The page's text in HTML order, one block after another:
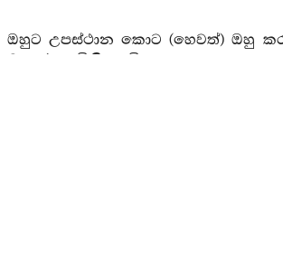
ඔහුට උපස්ථාන කොට (හෙවත්) ඔහු
කරා පැමිණියෙමි.